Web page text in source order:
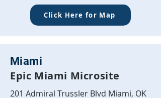
Click Here for Map
Miami
Epic Miami Microsite
201 Admiral Trussler Blvd Miami, OK